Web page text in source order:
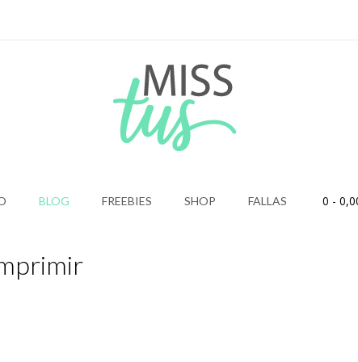
BLOG FREEBIES SHOP FALLAS 0 -